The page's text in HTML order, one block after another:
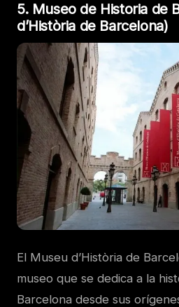
5. Museo de Historia de
d’Història de Barcelona)
El Museu d’Història de
museo que se dedica a la
Barcelona desde sus